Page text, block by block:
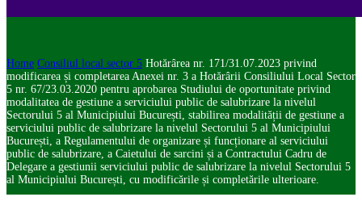
Home Consiliul local sector 5 Hotărârea nr. 171/31.07.2023 privind
modificarea și completarea Anexei nr. 3 a Hotărârii Consiliului Local Sector
5 nr. 67/23.03.2020 pentru aprobarea Studiului de oportunitate privind
modalitatea de gestiune a serviciului public de salubrizare la nivelul
Sectorului 5 al Municipiului București, stabilirea modalității de gestiune a
serviciului public de salubrizare la nivelul Sectorului 5 al Municipiului
București, a Regulamentului de organizare și funcționare al serviciului
public de salubrizare, a Caietului de sarcini și a Contractului Cadru de
Delegare a gestiunii serviciului public de salubrizare la nivelul Sectorului 5
al Municipiului București, cu modificările și completările ulterioare.